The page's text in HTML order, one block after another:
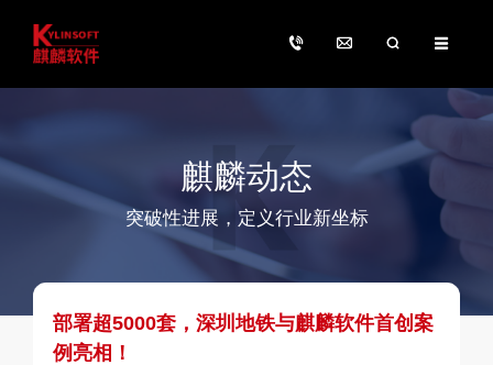
麒麟动态
突破性进展，定义行业新坐标
部署超5000套，深圳地铁与麒麟软件首创案
例亮相！